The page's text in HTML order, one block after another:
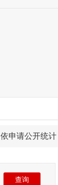
依申请公开统计